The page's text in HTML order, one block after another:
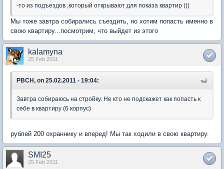
-то из подъездов ,который открывают для показа квартир (((
Мы тоже завтра собирались съездить, но хотим попасть именно в
свою квартиру...посмотрим, что выйдет из этого
kalamyna
25 Feb 2011
PBCH, on 25.02.2011 - 19:04:
Завтра собираюсь на стройку. Не кто не подскажет как попасть к
себе в квартиру (6 корпус)
рублей 200 охраннику и вперед! Мы так ходили в свою квартиру.
SMI25
25 Feb 2011